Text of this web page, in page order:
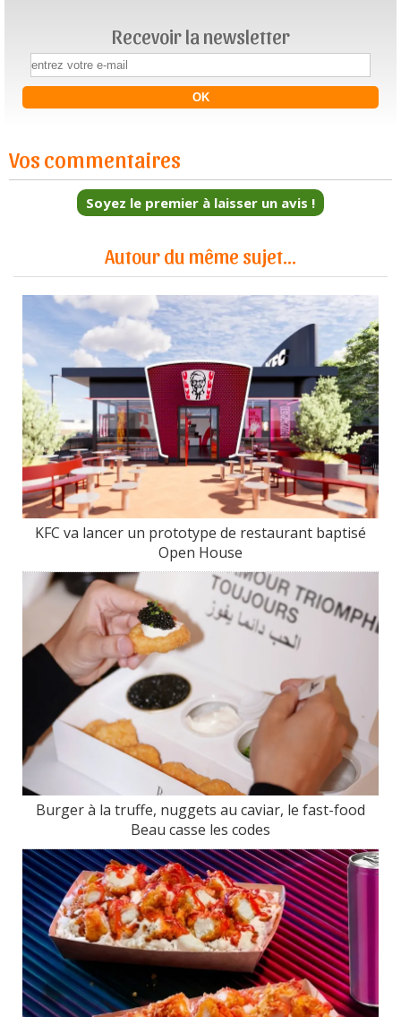
Recevoir la newsletter
Vos commentaires
Soyez le premier à laisser un avis !
Autour du même sujet...
KFC va lancer un prototype de restaurant baptisé
Open House
Burger à la truffe, nuggets au caviar, le fast-food
Beau casse les codes